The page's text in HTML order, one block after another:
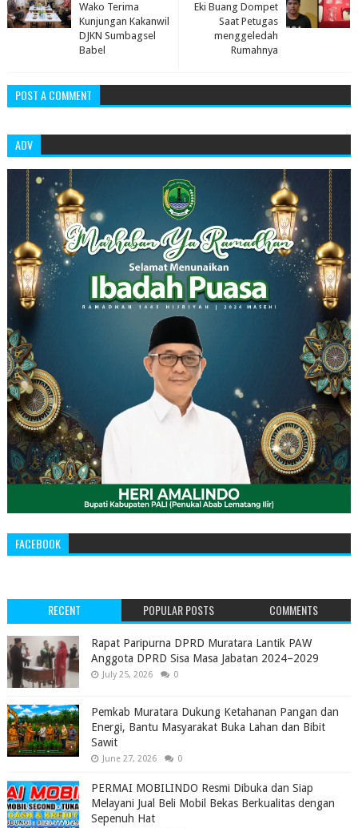
Eki Buang Dompet
Saat Petugas
menggeledah
Rumahnya
Wako Terima
Kunjungan Kakanwil
DJKN Sumbagsel
Babel
POST A COMMENT
ADV
FACEBOOK
RECENT POPULAR POSTS COMMENTS
‎Rapat Paripurna DPRD Muratara Lantik PAW
Anggota DPRD Sisa Masa Jabatan 2024–2029 ‎
July 25, 2026 0
Pemkab Muratara Dukung Ketahanan Pangan dan
Energi, Bantu Masyarakat Buka Lahan dan Bibit
Sawit
June 27, 2026 0
PERMAI MOBILINDO Resmi Dibuka dan Siap
Melayani Jual Beli Mobil Bekas Berkualitas dengan
Sepenuh Hat